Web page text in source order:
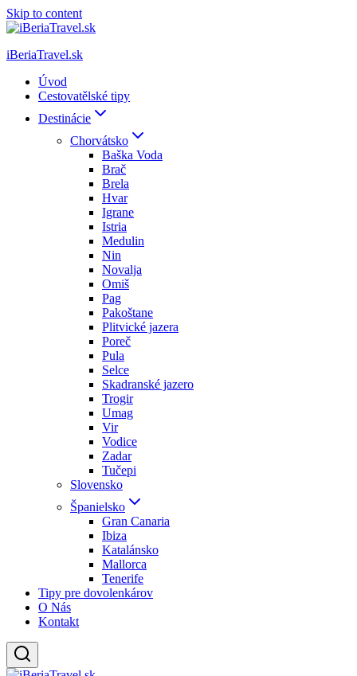
Skip to content
iBeriaTravel.sk
Úvod
Cestovatělské tipy
Destinácie
Chorvátsko
Baška Voda
Brač
Brela
Hvar
Igrane
Istria
Medulin
Nin
Novalja
Omiš
Pag
Pakoštane
Plitvické jazera
Poreč
Pula
Selce
Skadranské jazero
Trogir
Umag
Vir
Vodice
Zadar
Tučepi
Slovensko
Španielsko
Gran Canaria
Ibiza
Katalánsko
Mallorca
Tenerife
Tipy pre dovolenkárov
O Nás
Kontakt